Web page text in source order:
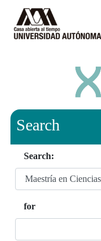
Search
Search:
for